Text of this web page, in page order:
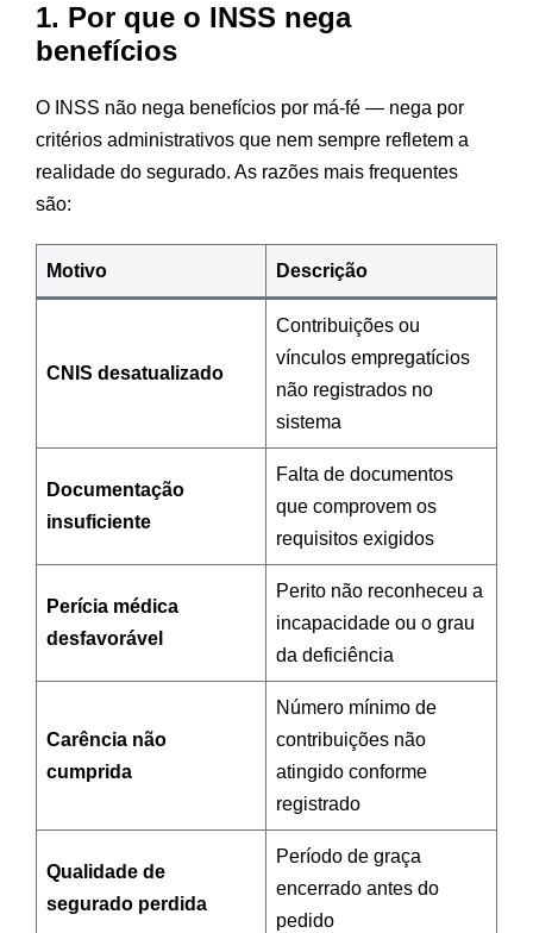
1. Por que o INSS nega
benefícios
O INSS não nega benefícios por má-fé — nega por
critérios administrativos que nem sempre refletem a
realidade do segurado. As razões mais frequentes
são:
Motivo Descrição
CNIS desatualizado
Contribuições ou
vínculos empregatícios
não registrados no
sistema
Documentação
insuficiente
Falta de documentos
que comprovem os
requisitos exigidos
Perícia médica
desfavorável
Perito não reconheceu a
incapacidade ou o grau
da deficiência
Carência não
cumprida
Número mínimo de
contribuições não
atingido conforme
registrado
Qualidade de
segurado perdida
Período de graça
encerrado antes do
pedido